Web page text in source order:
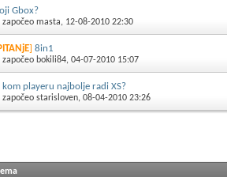
Gbox?
započeo masta, 12-08-2010 22:30
] 8in1
započeo bokili84, 04-07-2010 15:07
kom playeru najbolje radi XS?
započeo starisloven, 08-04-2010 23:26